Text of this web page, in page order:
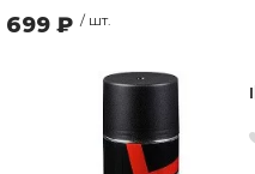
699 ₽ / шт.